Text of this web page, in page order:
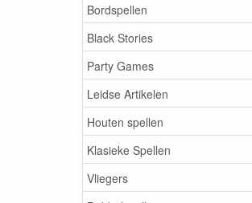
Bordspellen
Black Stories
Party Games
Leidse Artikelen
Houten spellen
Klasieke Spellen
Vliegers